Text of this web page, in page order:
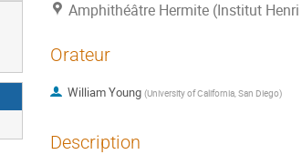
Amphithéâtre Hermite (Institut
Orateur
William Young (University of California, San Diego)
Description